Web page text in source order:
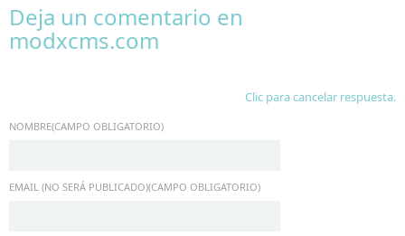
Deja un comentario en
modxcms.com
Clic para cancelar respuesta.
NOMBRE(CAMPO OBLIGATORIO)
EMAIL (NO SERÁ PUBLICADO)(CAMPO OBLIGATORIO)